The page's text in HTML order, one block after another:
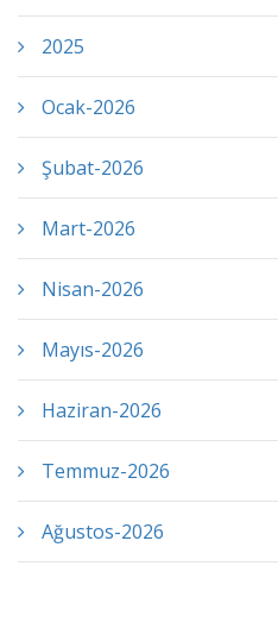
2025
Ocak-2026
Şubat-2026
Mart-2026
Nisan-2026
Mayıs-2026
Haziran-2026
Temmuz-2026
Ağustos-2026